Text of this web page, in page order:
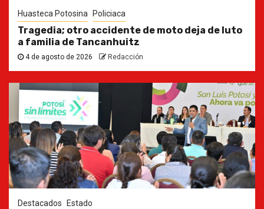
Huasteca Potosina Policiaca
Tragedia; otro accidente de moto deja de luto
a familia de Tancanhuitz
4 de agosto de 2026 Redacción
Destacados Estado